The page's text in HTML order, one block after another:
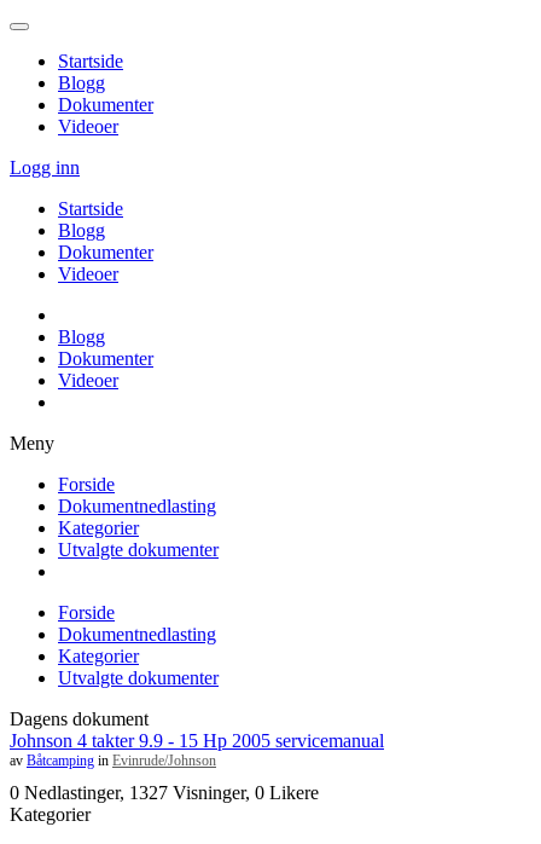
Startside
Blogg
Dokumenter
Videoer
Logg inn
Startside
Blogg
Dokumenter
Videoer
Blogg
Dokumenter
Videoer
Meny
Forside
Dokumentnedlasting
Kategorier
Utvalgte dokumenter
Forside
Dokumentnedlasting
Kategorier
Utvalgte dokumenter
Dagens dokument
Johnson 4 takter 9.9 - 15 Hp 2005 servicemanual
av Båtcamping in Evinrude/Johnson
0 Nedlastinger, 1327 Visninger, 0 Likere
Kategorier